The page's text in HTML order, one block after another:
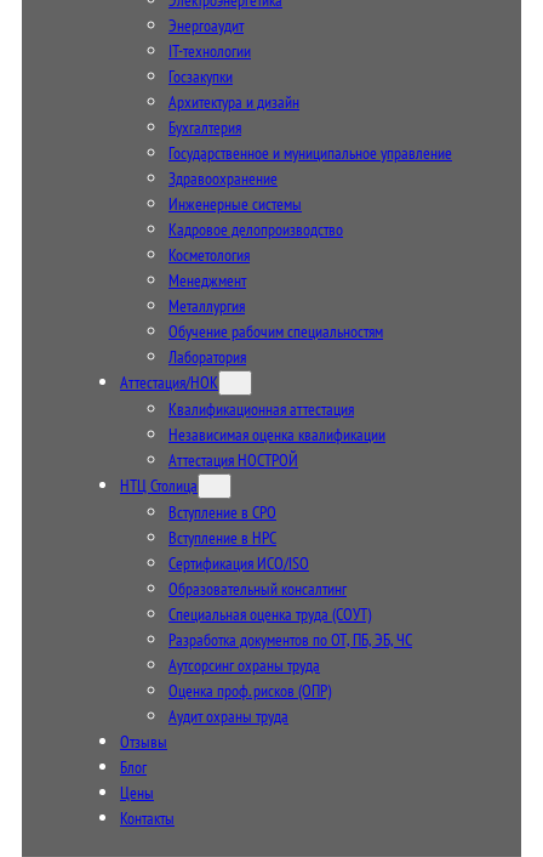
Энергоаудит
IT-технологии
Госзакупки
Архитектура и дизайн
Бухгалтерия
Государственное и муниципальное управление
Здравоохранение
Инженерные системы
Кадровое делопроизводство
Косметология
Менеджмент
Металлургия
Обучение рабочим специальностям
Лаборатория
Аттестация/НОК
Квалификационная аттестация
Независимая оценка квалификации
Аттестация НОСТРОЙ
НТЦ Столица
Вступление в СРО
Вступление в НРС
Сертификация ИСО/ISO
Образовательный консалтинг
Специальная оценка труда (СОУТ)
Разработка документов по ОТ, ПБ, ЭБ, ЧС
Аутсорсинг охраны труда
Оценка проф. рисков (ОПР)
Аудит охраны труда
Отзывы
Блог
Цены
Контакты